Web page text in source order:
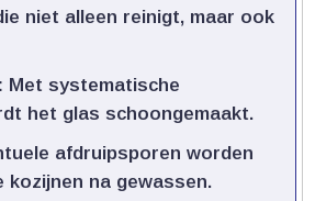
niet alleen reinigt, maar ook
Met systematische
het glas schoongemaakt.​
afdruipsporen worden
kozijnen na gewassen.​